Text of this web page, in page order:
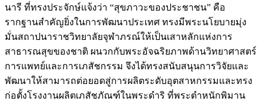
นารี ที่ทรงประจักษ์แจ้งว่า “สุขภาวะของประชาชน” คือ
รากฐานสำคัญยิ่งในการพัฒนาประเทศ ทรงมีพระนโยบายมุ่ง
มั่นสถาปนาราชวิทยาลัยจุฬาภรณ์ให้เป็นเสาหลักแห่งการ
สาธารณสุขของชาติ ผนวกกับพระอัจฉริยภาพด้านวิทยาศาสตร์
การแพทย์และการเภสัชกรรม จึงได้ทรงสนับสนุนการวิจัยและ
พัฒนาให้สามารถต่อยอดสู่การผลิตระดับอุตสาหกรรมและทรง
ก่อตั้งโรงงานผลิตเภสัชภัณฑ์ในพระดําริ ที่พระตำหนักพิมาน